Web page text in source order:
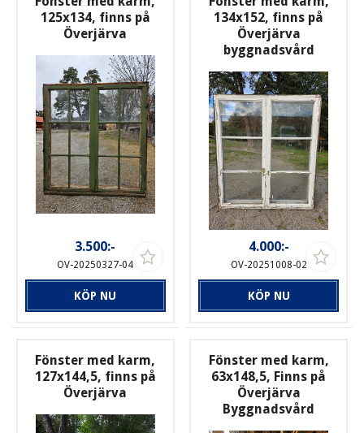
125x134, finns på
Överjärva
3.500:-
OV-20250327-04
KÖP NU
134x152, finns på
Överjärva
byggnadsvård
4.000:-
OV-20251008-02
KÖP NU
Fönster med karm,
127x144,5, finns på
Överjärva
Fönster med karm,
63x148,5, Finns på
Överjärva
Byggnadsvård